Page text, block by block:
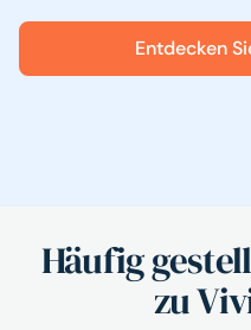
Entdecken
Häufig
zu